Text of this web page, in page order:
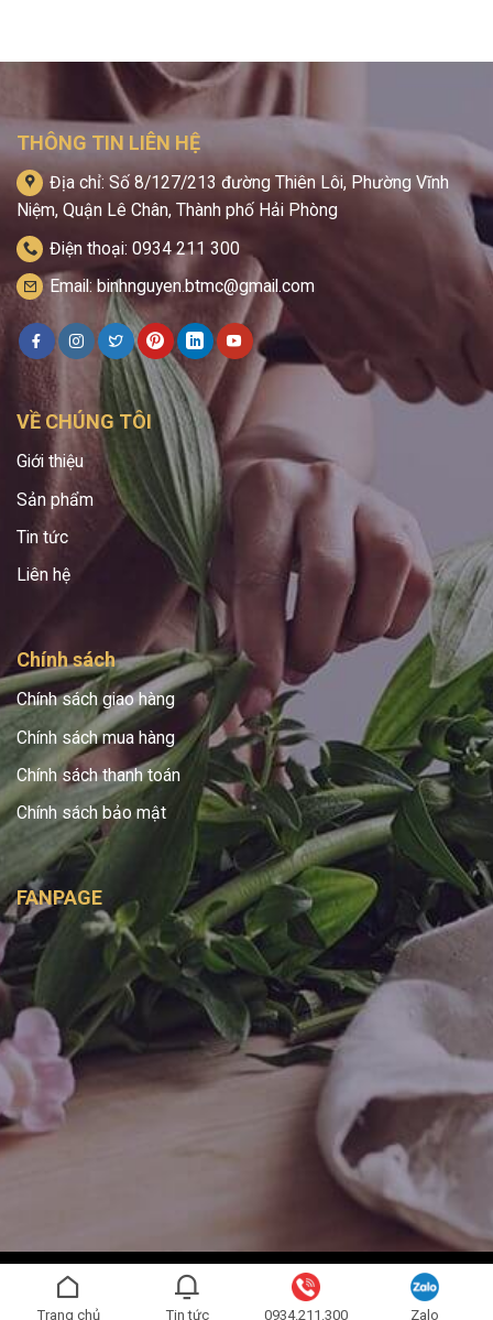
THÔNG TIN LIÊN HỆ
Địa chỉ: Số 8/127/213 đường Thiên Lôi, Phường Vĩnh
Niệm, Quận Lê Chân, Thành phố Hải Phòng
Điện thoại: 0934 211 300
Email: binhnguyen.btmc@gmail.com
VỀ CHÚNG TÔI
Giới thiệu
Sản phẩm
Tin tức
Liên hệ
Chính sách
Chính sách giao hàng
Chính sách mua hàng
Chính sách thanh toán
Chính sách bảo mật
FANPAGE
Copyright 2026 © Bình Handmade - Được phát triển bởiSAGO
Trang chủ Tin tức 0934.211.300 Zalo